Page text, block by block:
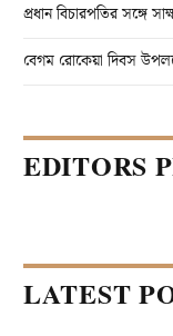
প্রধান বিচারপতির সঙ্গে
বেগম রোকেয়া দিবস
EDITORS
LATEST